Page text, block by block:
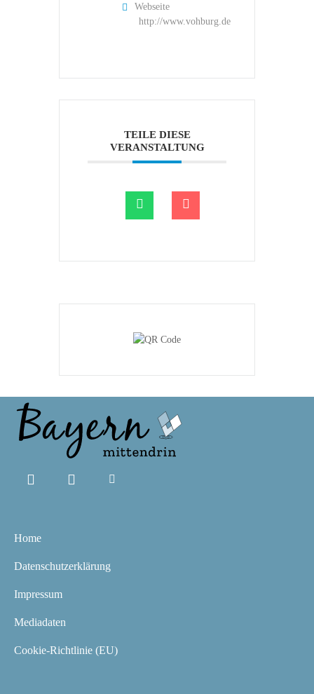
Webseite
http://www.vohburg.de
TEILE DIESE
VERANSTALTUNG
Home
Datenschutzerklärung
Impressum
Mediadaten
Cookie-Richtlinie (EU)